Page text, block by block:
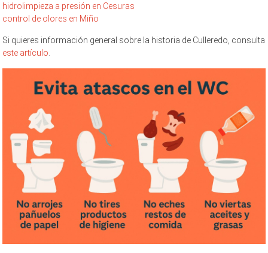
hidrolimpieza a presión en Cesuras
control de olores en Miño
Si quieres información general sobre la historia de Culleredo, consulta
este artículo.